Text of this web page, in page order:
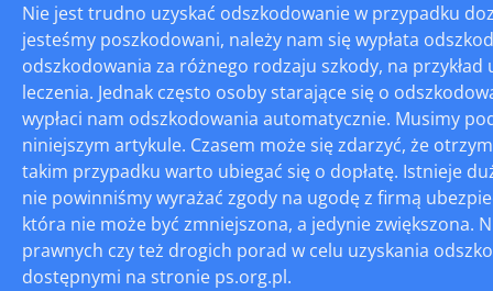
Nie jest trudno uzyskać odszkodowanie w przypadku
jesteśmy poszkodowani, należy nam się wypłata
odszkodowania za różnego rodzaju szkody, na
leczenia. Jednak często osoby starające się o
wypłaci nam odszkodowania automatycznie. Musimy
niniejszym artykule. Czasem może się zdarzyć, że
takim przypadku warto ubiegać się o dopłatę. Istnieje
nie powinniśmy wyrażać zgody na ugodę z firmą
która nie może być zmniejszona, a jedynie zwiększona.
prawnych czy też drogich porad w celu uzyskania
dostępnymi na stronie ps.org.pl.